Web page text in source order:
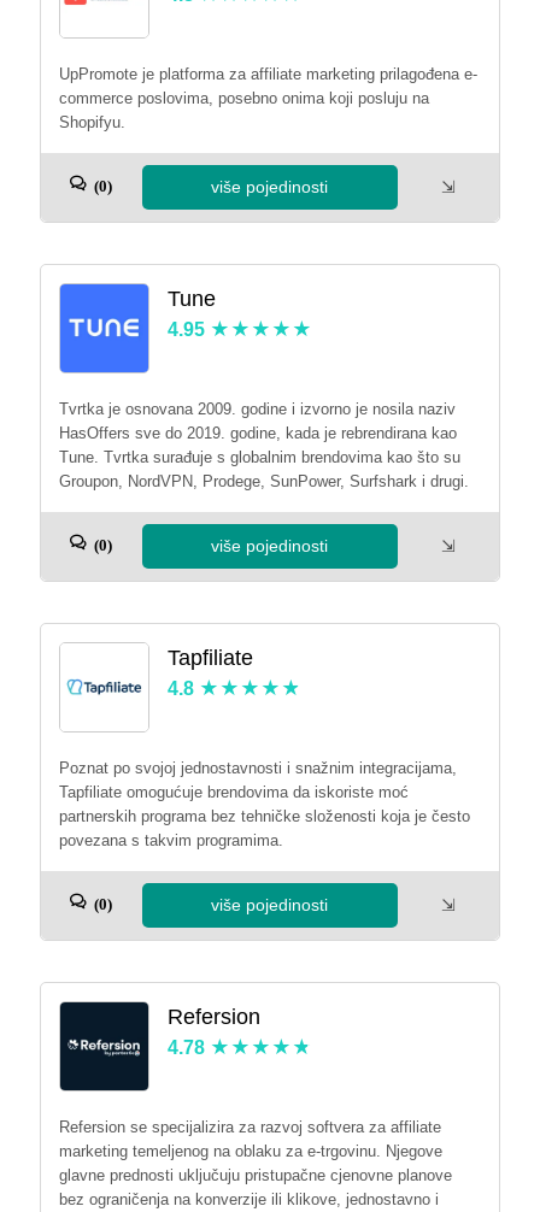
UpPromote je platforma za affiliate marketing prilagođena e-
commerce poslovima, posebno onima koji posluju na
Shopifyu.
(0) više pojedinosti ⇲
Tune
4.95
Tvrtka je osnovana 2009. godine i izvorno je nosila naziv
HasOffers sve do 2019. godine, kada je rebrendirana kao
Tune. Tvrtka surađuje s globalnim brendovima kao što su
Groupon, NordVPN, Prodege, SunPower, Surfshark i drugi.
(0) više pojedinosti ⇲
Tapfiliate
4.8
Poznat po svojoj jednostavnosti i snažnim integracijama,
Tapfiliate omogućuje brendovima da iskoriste moć
partnerskih programa bez tehničke složenosti koja je često
povezana s takvim programima.
(0) više pojedinosti ⇲
Refersion
4.78
Refersion se specijalizira za razvoj softvera za affiliate
marketing temeljenog na oblaku za e-trgovinu. Njegove
glavne prednosti uključuju pristupačne cjenovne planove
bez ograničenja na konverzije ili klikove, jednostavno i